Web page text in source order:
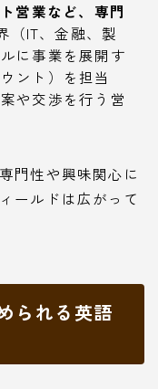
営業など、専門
（IT、金融、製
に事業を展開す
ント）を担当
や交渉を行う営
門性や興味関心に
ールドは広がって
られる英語